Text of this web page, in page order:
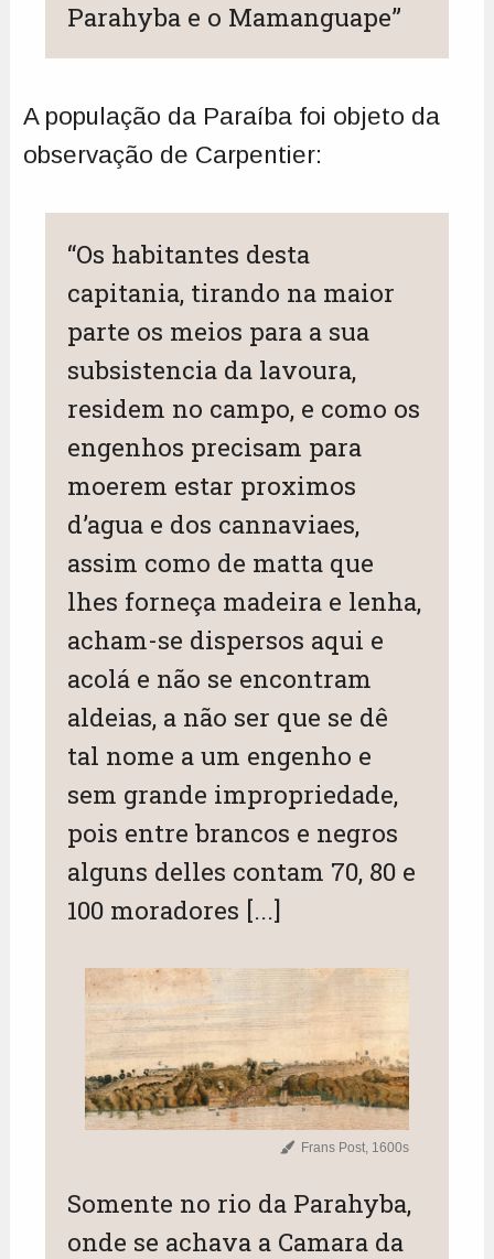
Parahyba e o Mamanguape”
A população da Paraíba foi objeto da
observação de Carpentier:
“Os habitantes desta
capitania, tirando na maior
parte os meios para a sua
subsistencia da lavoura,
residem no campo, e como os
engenhos precisam para
moerem estar proximos
d’agua e dos cannaviaes,
assim como de matta que
lhes forneça madeira e lenha,
acham-se dispersos aqui e
acolá e não se encontram
aldeias, a não ser que se dê
tal nome a um engenho e
sem grande impropriedade,
pois entre brancos e negros
alguns delles contam 70, 80 e
100 moradores [...]
Frans Post, 1600s
Somente no rio da Parahyba,
onde se achava a Camara da